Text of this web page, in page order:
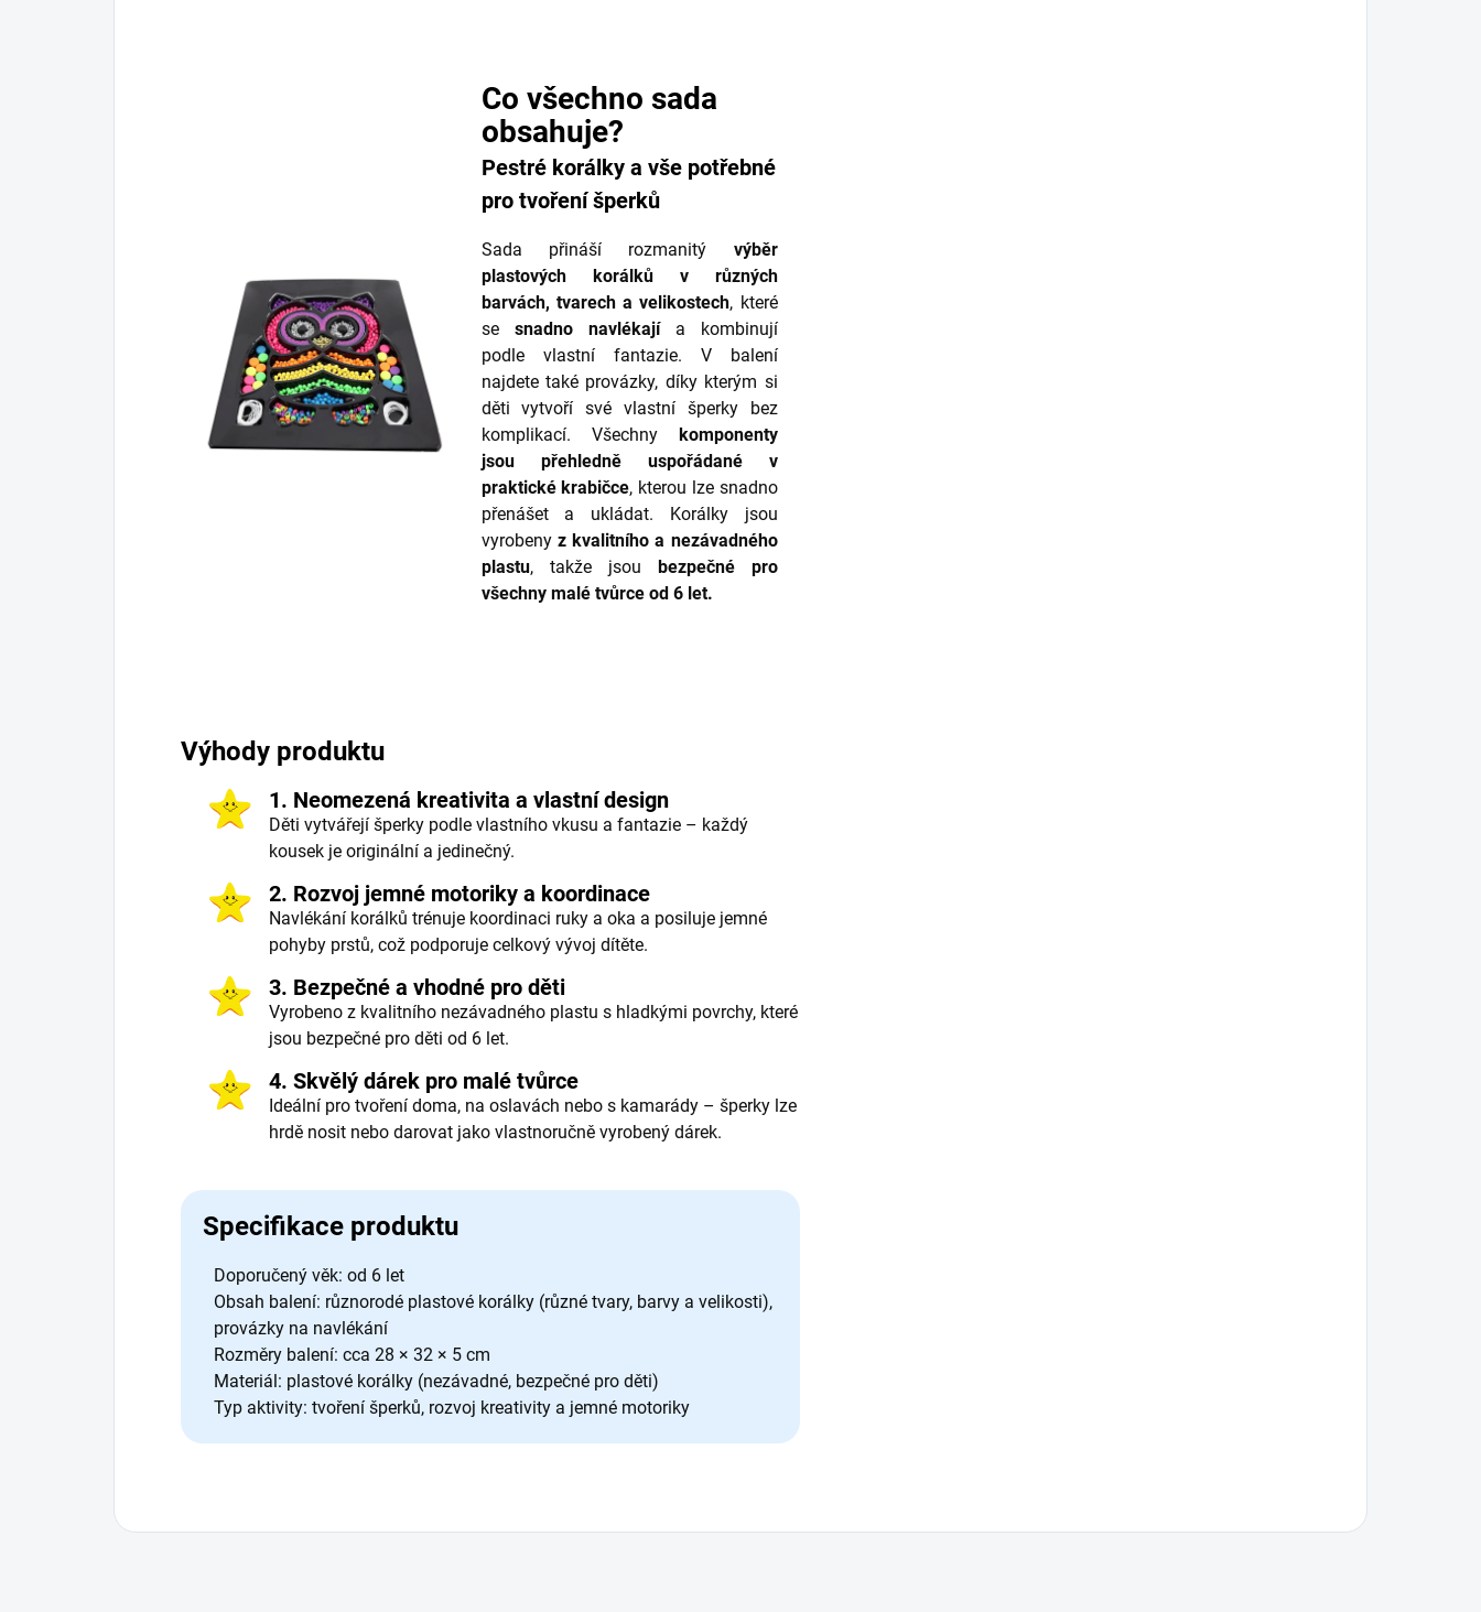
Co všechno sada
obsahuje?
Pestré korálky a vše potřebné
pro tvoření šperků
Sada přináší rozmanitý výběr
plastových korálků v různých
barvách, tvarech a velikostech, které
se snadno navlékajía kombinují
podle vlastní fantazie. V balení
najdete také provázky, díky kterým si
děti vytvoří své vlastní šperky bez
komplikací. Všechny
komponenty
jsou přehledně uspořádané v
praktické krabičce, kterou lze snadno
přenášet a ukládat. Korálky jsou
vyrobeny z kvalitního a nezávadného
plastu, takže jsou
bezpečné pro
všechny malé tvůrce od 6 let.
Výhody produktu
1. Neomezená kreativita a vlastní design
Děti vytvářejí šperky podle vlastního vkusu a fantazie – každý
kousek je originální a jedinečný.
2. Rozvoj jemné motoriky a koordinace
Navlékání korálků trénuje koordinaci ruky a oka a posiluje jemné
pohyby prstů, což podporuje celkový vývoj dítěte.
3. Bezpečné a vhodné pro děti
Vyrobeno z kvalitního nezávadného plastu s hladkými povrchy, které
jsou bezpečné pro děti od 6 let.
4. Skvělý dárek pro malé tvůrce
Ideální pro tvoření doma, na oslavách nebo s kamarády – šperky lze
hrdě nosit nebo darovat jako vlastnoručně vyrobený dárek.
Specifikace produktu
Doporučený věk: od 6 let
Obsah balení: různorodé plastové korálky (různé tvary, barvy a velikosti),
provázky na navlékání
Rozměry balení: cca 28 × 32 × 5 cm
Materiál: plastové korálky (nezávadné, bezpečné pro děti)
Typ aktivity: tvoření šperků, rozvoj kreativity a jemné motoriky